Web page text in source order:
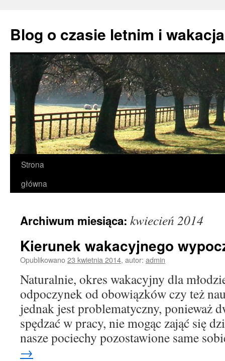
treści
Blog o czasie letnim i
Strona
główna
Archiwum miesiąca: kwiecień 2014
Kierunek wakacyjnego
Opublikowano23 kwietnia 2014, autor: admin
Naturalnie, okres wakacyjny dla
odpoczynek od obowiązków czy też
jednak jest problematyczny, ponieważ
spędzać w pracy, nie mogąc zająć się
nasze pociechy pozostawione same
→